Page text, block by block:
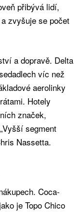
přibývá lidí,
zvyšuje se počet
a dopravě. Delta
víc než
aerolinky
Hotely
značek,
segment
Nassetta.
Coca-
je Topo Chico